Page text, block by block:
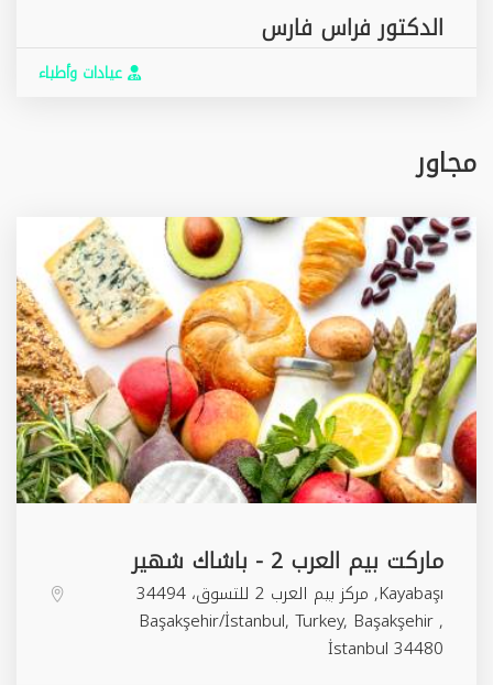
الدكتور فراس فارس
عيادات وأطباء
مجاور
ماركت بيم العرب 2 - باشاك شهير
Kayabaşı, مركز بيم العرب 2 للتسوق، 34494
Başakşehir/İstanbul, Turkey, Başakşehir,
İstanbul 34480